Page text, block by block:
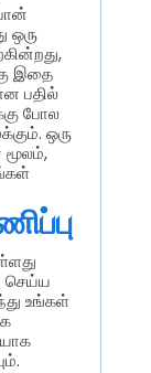
ஒரு
இதை
பதில்
போல
ஒரு
செய்ய
உங்கள்